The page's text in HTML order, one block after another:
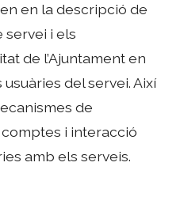
en la descripció de
servei i els
de l’Ajuntament en
del servei. Així
de
i interacció
amb els serveis.